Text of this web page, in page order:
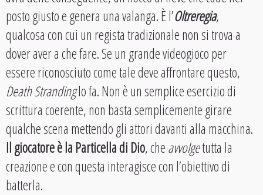
posto giusto e genera una valanga. È l’Oltreregia,
qualcosa con cui un regista tradizionale non si trova a
dover aver a che fare. Se un grande videogioco per
essere riconosciuto come tale deve affrontare questo,
Death Strandinglo fa. Non è un semplice esercizio di
scrittura coerente, non basta semplicemente girare
qualche scena mettendo gli attori davanti alla macchina.
Il giocatore è la Particella di Dio, cheavvolgetutta la
creazione e con questa interagisce con l’obiettivo di
batterla.